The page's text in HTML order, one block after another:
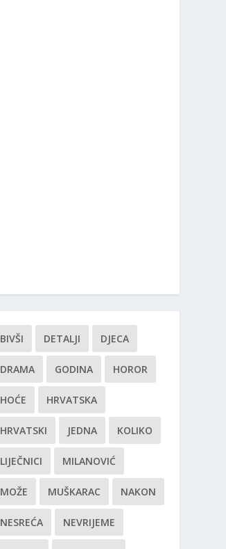
BIVŠI DETALJI DJECA
DRAMA GODINA HOROR
HOĆE HRVATSKA
HRVATSKI JEDNA KOLIKO
LIJEČNICI MILANOVIĆ
MOŽE MUŠKARAC NAKON
NESREĆA NEVRIJEME